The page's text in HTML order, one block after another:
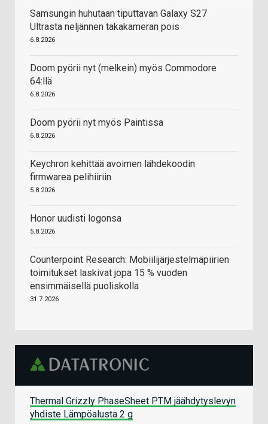
Samsungin huhutaan tiputtavan Galaxy S27
Ultrasta neljännen takakameran pois
6.8.2026
Doom pyörii nyt (melkein) myös Commodore
64:llä
6.8.2026
Doom pyörii nyt myös Paintissa
6.8.2026
Keychron kehittää avoimen lähdekoodin
firmwarea pelihiiriin
5.8.2026
Honor uudisti logonsa
5.8.2026
Counterpoint Research: Mobiilijärjestelmäpiirien
toimitukset laskivat jopa 15 % vuoden
ensimmäisellä puoliskolla
31.7.2026
Thermal Grizzly PhaseSheet PTM jäähdytyslevyn
yhdiste Lämpöalusta 2 g